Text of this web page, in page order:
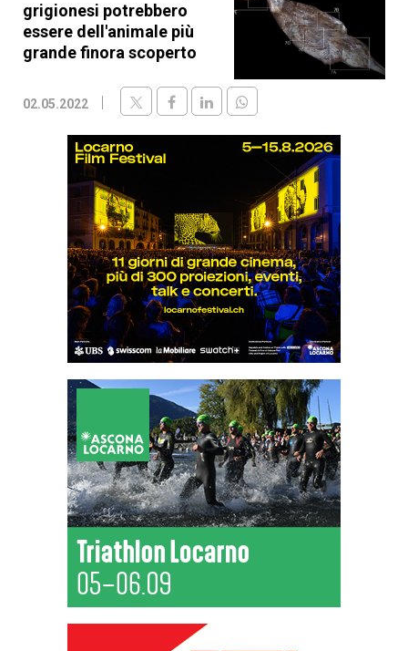
grigionesi potrebbero
essere dell'animale più
grande finora scoperto
02.05.2022